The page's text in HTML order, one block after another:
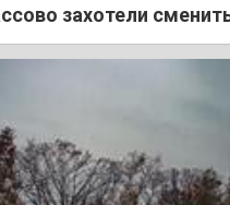
захотели